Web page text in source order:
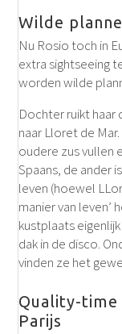
Wilde
Nu Rosio toch in
extra sightseeing
worden wilde
Dochter ruikt haar
naar Lloret de Mar.
oudere zus vullen
Spaans, de ander
leven (hoewel
manier van leven’
kustplaats
dak in de disco.
vinden ze het
Quality-time
Parijs